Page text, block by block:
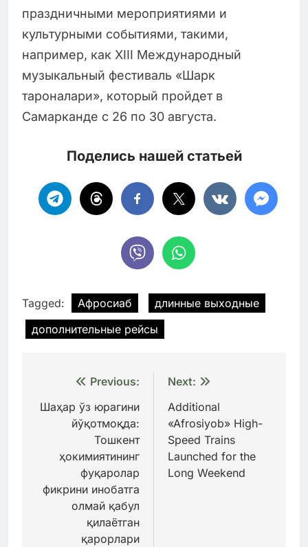
праздничными мероприятиями и
культурными событиями, такими,
например, как XIII Международный
музыкальный фестиваль «Шарк
тароналари», который пройдет в
Самарканде с 26 по 30 августа.
Поделись нашей статьей
Tagged: Афросиаб
длинные выходные
дополнительные рейсы
Навигация
по
записям
Previous:
Шаҳар ўз юрагини
йўқотмоқда:
Тошкент
ҳокимиятининг
фуқаролар
фикрини инобатга
олмай қабул
қилаётган
қарорлари
Next:
Additional
«Afrosiyob» High-
Speed Trains
Launched for the
Long Weekend